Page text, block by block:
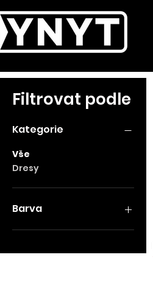
Filtrovat podle
Kategorie
Vše
Dresy
Barva